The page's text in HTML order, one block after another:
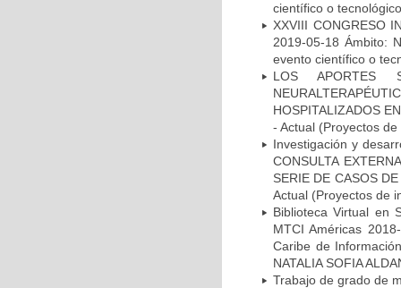
científico o
XXVIII CONGRESO
2019-05-18 Ámbito:
evento científico o
LOS APORTES
HOSPITALIZADOS
- Actual (Proyectos
Investigación y
CONSULTA
SERIE DE CASOS
Actual (Proyectos de
Biblioteca Virtual en
MTCI Américas
Caribe de
NATALIA SOFIA
Trabajo de grado de